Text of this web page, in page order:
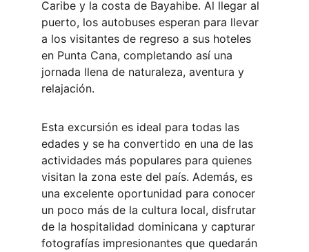
Caribe y la costa de Bayahibe. Al llegar al
puerto, los autobuses esperan para llevar
a los visitantes de regreso a sus hoteles
en Punta Cana, completando así una
jornada llena de naturaleza, aventura y
relajación.
Esta excursión es ideal para todas las
edades y se ha convertido en una de las
actividades más populares para quienes
visitan la zona este del país. Además, es
una excelente oportunidad para conocer
un poco más de la cultura local, disfrutar
de la hospitalidad dominicana y capturar
fotografías impresionantes que quedarán